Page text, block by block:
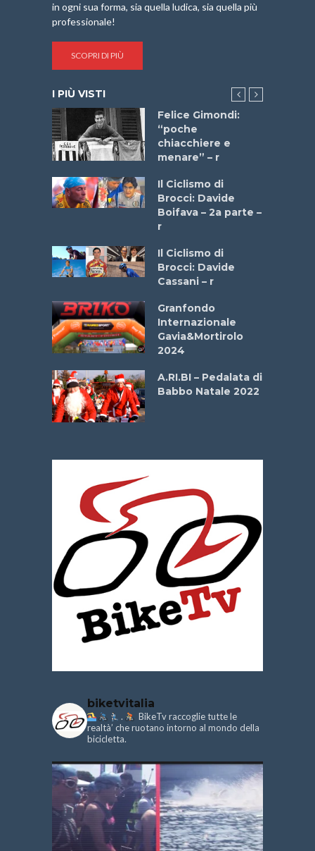
in ogni sua forma, sia quella ludica, sia quella più
professionale!
SCOPRI DI PIÙ
I PIÙ VISTI
Felice Gimondi:
“poche
chiacchiere e
menare” – r
Il Ciclismo di
Brocci: Davide
Boifava – 2a parte –
r
Il Ciclismo di
Brocci: Davide
Cassani – r
Granfondo
Internazionale
Gavia&Mortirolo
2024
A.RI.BI – Pedalata di
Babbo Natale 2022
biketvitalia
.
BikeTv raccoglie tutte le
realtà’ che ruotano intorno al mondo della
bicicletta.